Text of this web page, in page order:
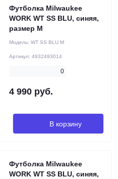
Футболка Milwaukee
WORK WT SS BLU, синяя,
размер M
Модель: WT SS BLU M
Артикул: 4932493014
0
4 990 руб.
В корзину
Футболка Milwaukee
WORK WT SS BLU, синяя,